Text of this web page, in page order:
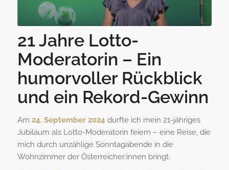
21 Jahre Lotto-
Moderatorin – Ein
humorvoller Rückblick
und ein Rekord-Gewinn
Am 24. September 2024 durfte ich mein 21-jähriges
Jubiläum als Lotto-Moderatorin feiern – eine Reise, die
mich durch unzählige Sonntagabende in die
Wohnzimmer der Österreicher:innen bringt.